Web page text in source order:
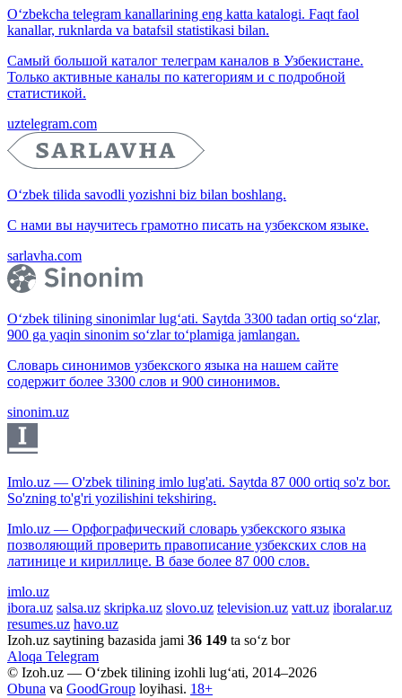
O‘zbekcha telegram kanallarining eng katta katalogi. Faqt faol
kanallar, ruknlarda va batafsil statistikasi bilan.
Самый большой каталог телеграм каналов в Узбекистане.
Только активные каналы по категориям и с подробной
статистикой.
uztelegram.com
O‘zbek tilida savodli yozishni biz bilan boshlang.
С нами вы научитесь грамотно писать на узбекском языке.
sarlavha.com
O‘zbek tilining sinonimlar lug‘ati. Saytda 3300 tadan ortiq so‘zlar,
900 ga yaqin sinonim so‘zlar to‘plamiga jamlangan.
Словарь синонимов узбекского языка на нашем сайте
содержит более 3300 слов и 900 синонимов.
sinonim.uz
Imlo.uz — O'zbek tilining imlo lug'ati. Saytda 87 000 ortiq so'z bor.
So'zning to'g'ri yozilishini tekshiring.
Imlo.uz — Орфографический словарь узбекского языка
позволяющий проверить правописание узбекских слов на
латинице и кириллице. В базе более 87 000 слов.
imlo.uz
ibora.uz salsa.uz skripka.uz slovo.uz television.uz vatt.uz iboralar.uz
resumes.uz havo.uz
Izoh.uz saytining bazasida jami 36 149 ta so‘z bor
Aloqa Telegram
© Izoh.uz — O‘zbek tilining izohli lug‘ati, 2014–2026
Obuna va GoodGroup loyihasi. 18+